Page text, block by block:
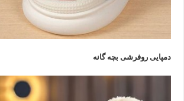
دمپایی روفرشی بچه گانه